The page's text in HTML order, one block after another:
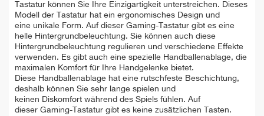
Tastatur können Sie Ihre Einzigartigkeit unterstreichen. Dieses
Modell der Tastatur hat ein ergonomisches Design und
eine unikale Form. Auf dieser Gaming-Tastatur gibt es eine
helle Hintergrundbeleuchtung. Sie können auch diese
Hintergrundbeleuchtung regulieren und verschiedene Effekte
verwenden. Es gibt auch eine spezielle Handballenablage, die
maximalen Komfort für Ihre Handgelenke bietet.
Diese Handballenablage hat eine rutschfeste Beschichtung,
deshalb können Sie sehr lange spielen und
keinen Diskomfort während des Spiels fühlen. Auf
dieser Gaming-Tastatur gibt es keine zusätzlichen Tasten.